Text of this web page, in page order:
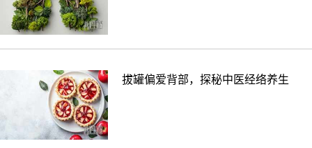
拔罐偏爱背部，探秘中医经络养生